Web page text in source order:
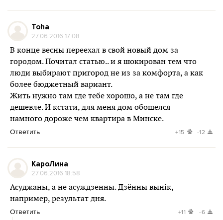
Toha
27.06.2016 17:08
В конце весны переехал в свой новый дом за
городом. Почитал статью.. и я шокирован тем что
люди выбирают пригород не из за комфорта, а как
более бюджетный вариант.
Жить нужно там где тебе хорошо, а не там где
дешевле. И кстати, для меня дом обошелся
намного дороже чем квартира в Минске.
Ответить +15 -12
КароЛина
27.06.2016 18:58
Асуджаны, а не асуждзенны. Дзённы вынiк,
например, результат дня.
Ответить +11 -6